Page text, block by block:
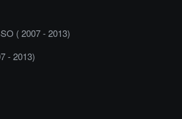
( 2007 - 2013)
- 2013)